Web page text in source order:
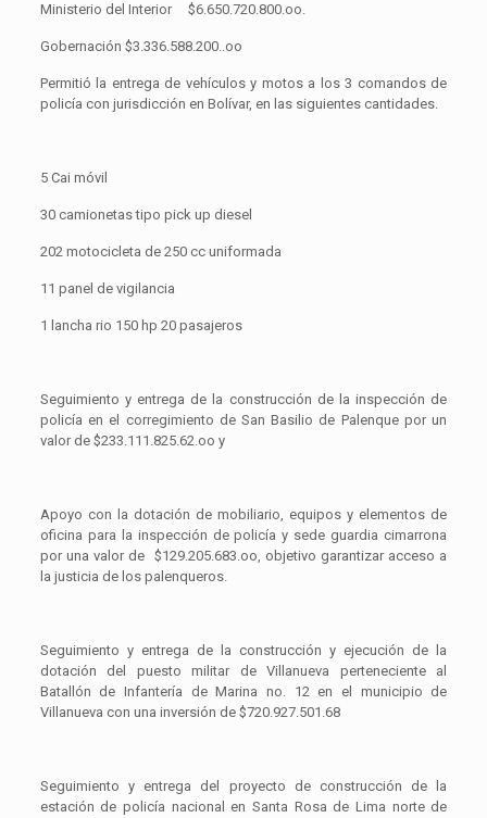
Ministerio del Interior $6.650.720.800.oo.
Gobernación $3.336.588.200..oo
Permitió la entrega de vehículos y motos a los 3 comandos de
policía con jurisdicción en Bolívar, en las siguientes cantidades.
5 Cai móvil
30 camionetas tipo pick up diesel
202 motocicleta de 250 cc uniformada
11 panel de vigilancia
1 lancha rio 150 hp 20 pasajeros
Seguimiento y entrega de la construcción de la inspección de
policía en el corregimiento de San Basilio de Palenque por un
valor de $233.111.825.62.oo y
Apoyo con la dotación de mobiliario, equipos y elementos de
oficina para la inspección de policía y sede guardia cimarrona
por una valor de $129.205.683.oo, objetivo garantizar acceso a
la justicia de los palenqueros.
Seguimiento y entrega de la construcción y ejecución de la
dotación del puesto militar de Villanueva perteneciente al
Batallón de Infantería de Marina no. 12 en el municipio de
Villanueva con una inversión de $720.927.501.68
Seguimiento y entrega del proyecto de construcción de la
estación de policía nacional en Santa Rosa de Lima norte de